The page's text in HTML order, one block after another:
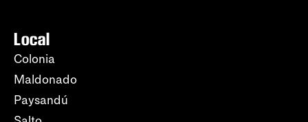
Local
Colonia
Maldonado
Paysandú